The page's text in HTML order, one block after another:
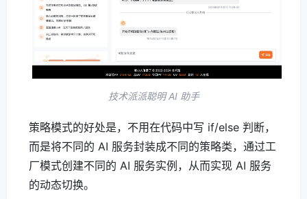
技术派派聪明 AI 助手
策略模式的好处是，不用在代码中写 if/else 判断，
而是将不同的 AI 服务封装成不同的策略类，通过工
厂模式创建不同的 AI 服务实例，从而实现 AI 服务
的动态切换。